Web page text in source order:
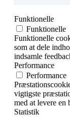
Funktionelle
Funktionelle
Funktionelle
som at dele
indsamle
Performance
Performance
vigtigste
med at levere en
Statistik